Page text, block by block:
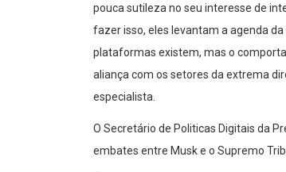
pouca sutileza no seu interesse de
fazer isso, eles levantam a agenda
plataformas existem, mas o
aliança com os setores da extrema
especialista.
O Secretário de Politicas Digitais da
embates entre Musk e o Supremo